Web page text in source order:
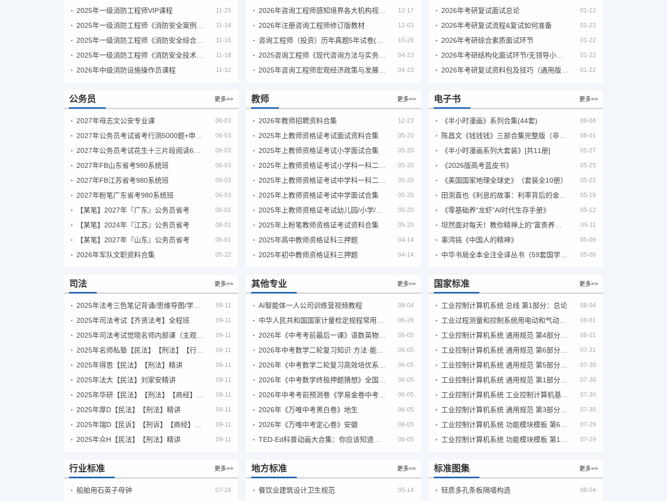
2025年一级消防工程师VIP课程 11-25
11-18
11-18
11-18
2026年中级消防设施操作员课程 11-12
12-17
2026年注册咨询工程师修订版教材 12-03
10-28
04-23
04-23
2026年考研复试面试总论 01-22
2026年考研复试流程&复试如何准备 01-22
2026年考研综合素质面试环节 01-22
2026年考研结构化面试环节/无领导小组面试环节/面试技巧及简历书写 01-22
01-22
公务员 更多>>
2027年母志文公安专业课 06-03
06-03
06-03
2027年FB山东省考980系统班 06-03
2027年FB江苏省考980系统班 06-03
2027年粉笔广东省考980系统班 06-03
【某笔】2027年『广东』公务员省考 06-01
【某笔】2024年『江苏』公务员省考 06-01
【某笔】2027年『山东』公务员省考 06-01
2026年军队文职资料合集 05-22
教师 更多>>
2026年教师招聘资料合集 12-23
2025年上教师资格证考试面试资料合集 05-20
2025年上教师资格证考试小学面试合集 05-20
05-20
05-20
2025年上教师资格证考试中学面试合集 05-20
05-20
2025年上粉笔教师资格证考试资料合集 05-20
2025年高中教师资格证科三押题 04-14
2025年初中教师资格证科三押题 04-14
电子书 更多>>
《半小时漫画》系列合集(44套) 06-04
陈昌文《钱钱钱》三部合集完整版（非出版书籍） 06-01
《半小时漫画系列大套装》[共11册] 05-27
《2026版高考蓝皮书》 05-25
《美国国家地理全球史》（套装全10册） 05-22
田渕直也《利息的故事：利率背后的金融世界》 05-18
《零基础养“龙虾”AI时代生存手册》 05-12
05-11
辜鸿铭《中国人的精神》 05-09
中华书局全本全注全译丛书（59套国学经典） 05-06
司法 更多>>
09-11
2025年司法考试【齐贤法考】全程班 09-11
09-11
09-11
2025年得恩【民法】【刑法】精讲 09-11
2025年法大【民法】刘家安精讲 09-11
09-11
2025年厚D【民法】【刑法】精讲 09-11
09-11
2025年众H【民法】【刑法】精讲 09-11
其他专业 更多>>
AI智能体一人公司训练营视频教程 08-04
06-26
06-05
06-05
06-05
06-05
06-05
2026年《万唯中考黑白卷》地生 06-05
2026年《万唯中考定心卷》安徽 06-05
06-05
国家标准 更多>>
工业控制计算机系统 总线 第1部分：总论 08-04
工业过程测量和控制系统用电动和气动模拟计算器性能评定方法 08-01
08-01
07-31
07-30
07-30
工业控制计算机系统 工业控制计算机基本平台 第2部分：性能评定方法 07-30
07-30
07-29
07-29
行业标准 更多>>
船舶用石英子母钟 07-16
地方标准 更多>>
餐饮业建筑设计卫生规范 05-14
标准图集 更多>>
轻质多孔条板隔墙构造 08-04